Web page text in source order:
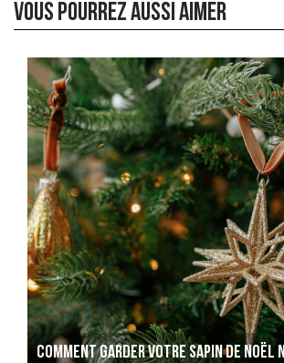
Vous pourrez aussi aimer
Comment garder votre sapin de noël
Comment garder votre sapin de noël